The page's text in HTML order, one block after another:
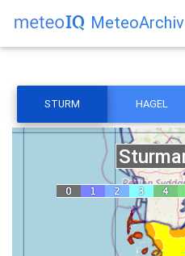
MeteoArchiv
STURM HAGEL